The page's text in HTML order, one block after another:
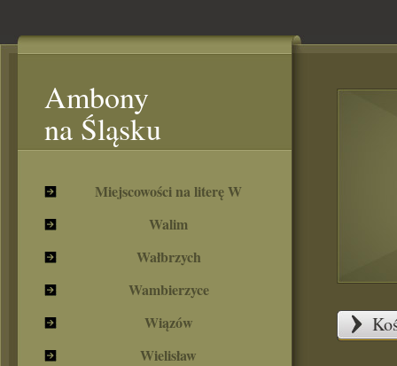
Ambony
na Śląsku
Miejscowości na literę W
Walim
Wałbrzych
Wambierzyce
Wiązów
Wielisław